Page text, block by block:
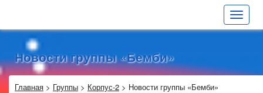
Toggle
Новости группы «Бемби»
Главная > Группы > Корпус-2 > Новости группы «Бемби»